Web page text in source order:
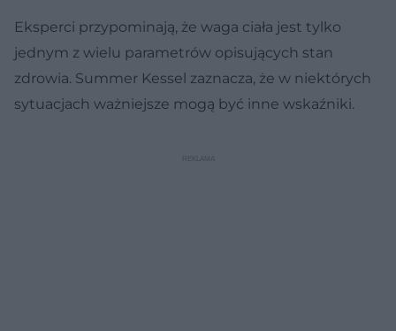
Eksperci przypominają, że waga ciała jest tylko
jednym z wielu parametrów opisujących stan
zdrowia. Summer Kessel zaznacza, że w niektórych
sytuacjach ważniejsze mogą być inne wskaźniki.